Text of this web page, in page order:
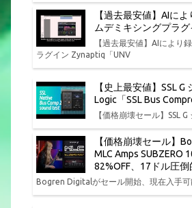
【過去最安値】AIに
ムデミキシングプラ
【過去最安値】AIにより
ラグイン Zynaptiq「UNV
【史上最安値】SSL
Logic「SSL Bus
【価格崩壊セール】SSL
【価格崩壊セール】
MLC Amps
82%OFF、17ドル圧倒
Bogren Digitalがセール開始、現在入手可